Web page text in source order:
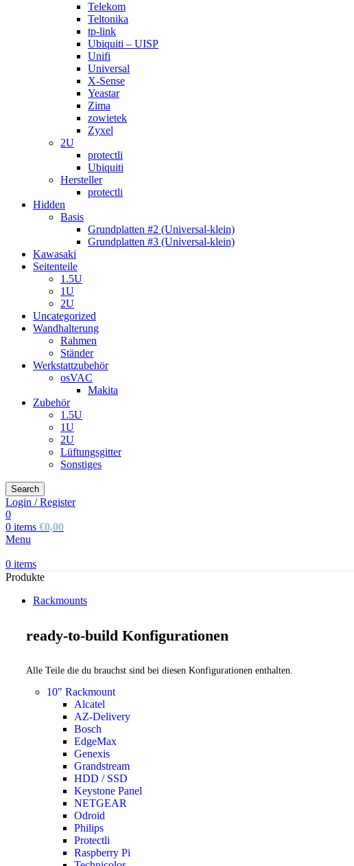
Telekom
Teltonika
tp-link
Ubiquiti – UISP
Unifi
Universal
X-Sense
Yeastar
Zima
zowietek
Zyxel
2U
protectli
Ubiquiti
Hersteller
protectli
Hidden
Basis
Grundplatten #2 (Universal-klein)
Grundplatten #3 (Universal-klein)
Kawasaki
Seitenteile
1.5U
1U
2U
Uncategorized
Wandhalterung
Rahmen
Ständer
Werkstattzubehör
osVAC
Makita
Zubehör
1.5U
1U
2U
Lüftungsgitter
Sonstiges
Search
Login / Register
0
0 items €0,00
Menu
0 items
Produkte
Rackmounts
ready-to-build Konfigurationen
Alle Teile die du brauchst sind bei diesen Konfigurationen enthalten.
10" Rackmount
Alcatel
AZ-Delivery
Bosch
EdgeMax
Genexis
Grandstream
HDD / SSD
Keystone Panel
NETGEAR
Odroid
Philips
Protectli
Raspberry Pi